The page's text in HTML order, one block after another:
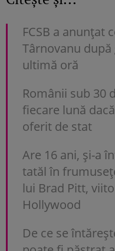
FCSB a anunțat
Târnovanu după
ultimă oră
Românii sub 30
fiecare lună
oferit de stat
Are 16 ani, și-a
tatăl în
lui Brad Pitt,
Hollywood
De ce se